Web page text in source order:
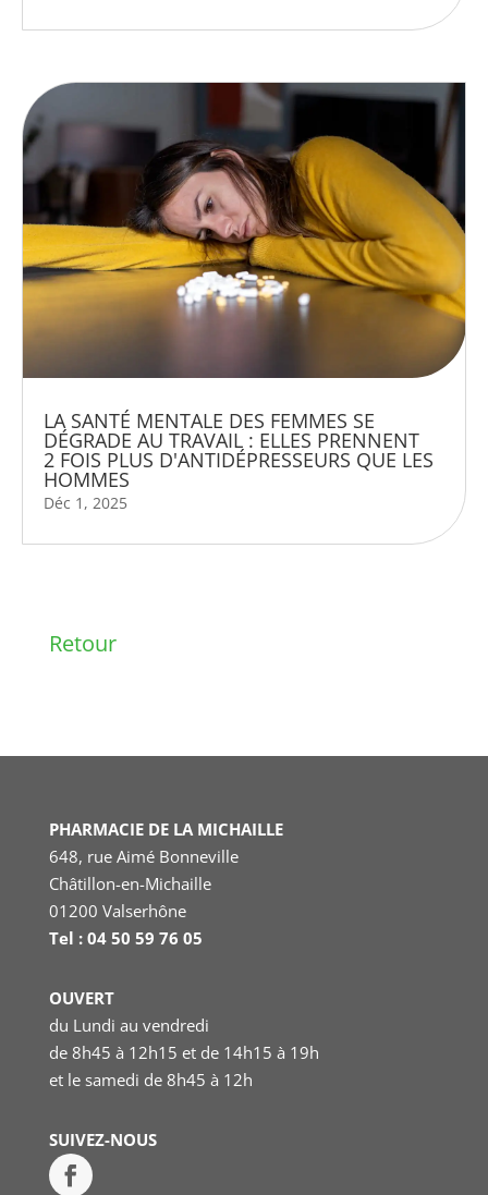
LA SANTÉ MENTALE DES FEMMES SE
DÉGRADE AU TRAVAIL : ELLES PRENNENT
2 FOIS PLUS D'ANTIDÉPRESSEURS QUE LES
HOMMES
Déc 1, 2025
Retour
PHARMACIE DE LA MICHAILLE
648, rue Aimé Bonneville
Châtillon-en-Michaille
01200 Valserhône
Tel : 04 50 59 76 05
OUVERT
du Lundi au vendredi
de 8h45 à 12h15 et de 14h15 à 19h
et le samedi de 8h45 à 12h
SUIVEZ-NOUS